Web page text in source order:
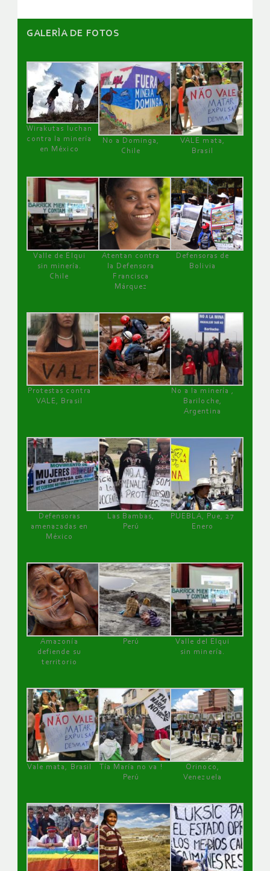
GALERÌA DE FOTOS
Wirakutas luchan
contra la minería
en México
No a Dominga,
Chile
VALE mata,
Brasil
Valle de Elqui
sin minería.
Chile
Atentan contra
la Defensora
Francisca
Márquez
Defensoras de
Bolivia
Protestas contra
VALE, Brasil
No a la minería ,
Bariloche,
Argentina
Defensoras
amenazadas en
México
Las Bambas,
Perú
PUEBLA, Pue, 27
Enero
Amazonía
defiende su
territorio
Perú
Valle del Elqui
sin minería.
Vale mata, Brasil
Tía María no va !
Perú
Orinoco,
Venezuela